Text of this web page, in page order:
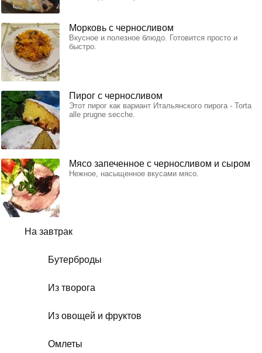
На завтрак
Бутерброды
Из творога
Из овощей и фруктов
Омлеты
Морковь с черносливом
Вкусное и полезное блюдо. Готовится просто и
быстро.
Пирог с черносливом
Этот пирог как вариант Итальянского пирога - Torta
alle prugne secche.
Мясо запеченное с черносливом и сыром
Нежное, насыщенное вкусами мясо.